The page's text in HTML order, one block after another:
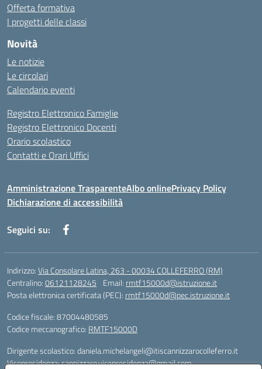
Offerta formativa
I progetti delle classi
Novità
Le notizie
Le circolari
Calendario eventi
Registro Elettronico Famiglie
Registro Elettronico Docenti
Orario scolastico
Contatti e Orari Uffici
Amministrazione TrasparenteAlbo onlinePrivacy Policy
Dichiarazione di accessibilità
Seguici su:
Indirizzo:Via Consolare Latina, 263 - 00034 COLLEFERRO (RM)
Centralino:06121128245 Email: rmtf15000d@istruzione.it
Posta elettronica certificata (PEC): rmtf15000d@pec.istruzione.it
Codice fiscale: 87004480585
Codice meccanografico: RMTF15000D
Dirigente scolastico: daniela.michelangeli@itiscannizzarocolleferro.it
Vicepresidenza: cannizzaro.vicepresidenza@gmail.com